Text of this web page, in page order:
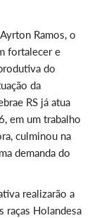
Ramos, o
fortalecer e
do
da
RS já atua
em um trabalho
culminou na
demanda do
realizarão a
raças Holandesa